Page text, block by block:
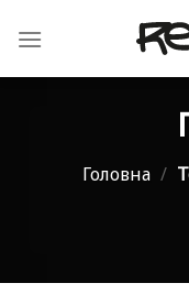
Головна /